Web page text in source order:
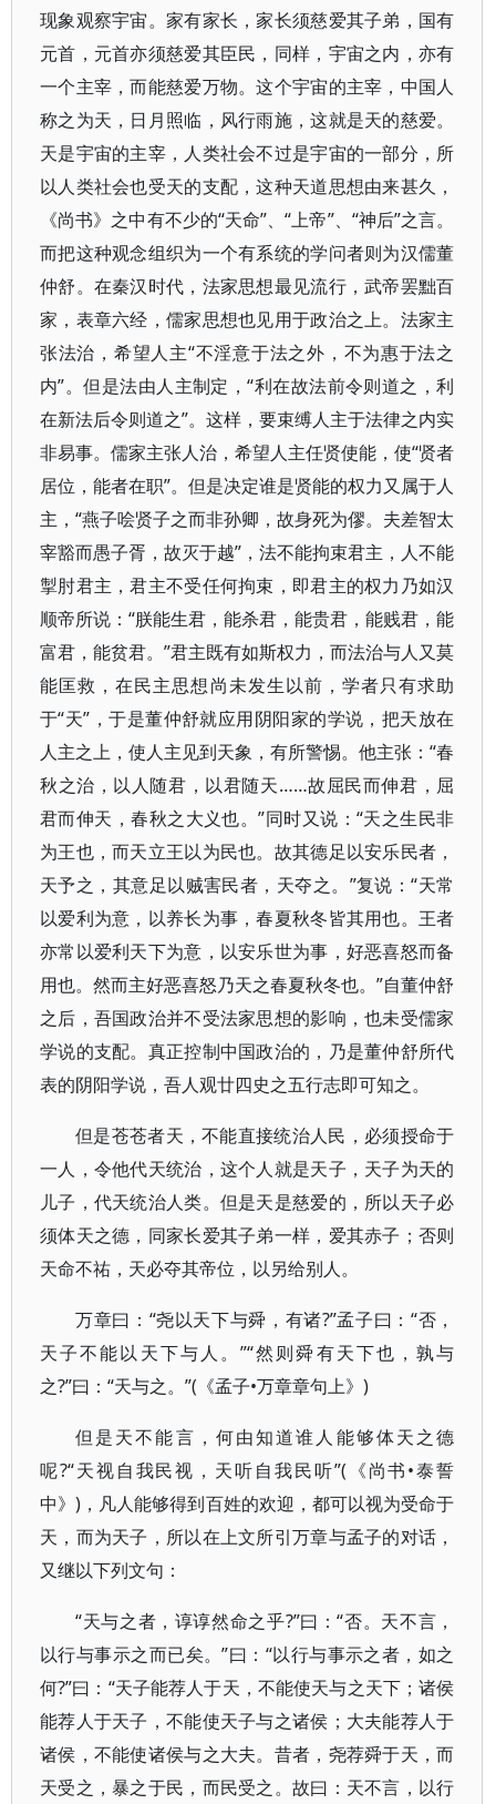
现象观察宇宙。家有家长，家长须慈爱其子弟，国有
元首，元首亦须慈爱其臣民，同样，宇宙之内，亦有
一个主宰，而能慈爱万物。这个宇宙的主宰，中国人
称之为天，日月照临，风行雨施，这就是天的慈爱。
天是宇宙的主宰，人类社会不过是宇宙的一部分，所
以人类社会也受天的支配，这种天道思想由来甚久，
《尚书》之中有不少的“天命”、“上帝”、“神后”之言。
而把这种观念组织为一个有系统的学问者则为汉儒董
仲舒。在秦汉时代，法家思想最见流行，武帝罢黜百
家，表章六经，儒家思想也见用于政治之上。法家主
张法治，希望人主“不淫意于法之外，不为惠于法之
内”。但是法由人主制定，“利在故法前令则道之，利
在新法后令则道之”。这样，要束缚人主于法律之内实
非易事。儒家主张人治，希望人主任贤使能，使“贤者
居位，能者在职”。但是决定谁是贤能的权力又属于人
主，“燕子哙贤子之而非孙卿，故身死为僇。夫差智太
宰豁而愚子胥，故灭于越”，法不能拘束君主，人不能
掣肘君主，君主不受任何拘束，即君主的权力乃如汉
顺帝所说：“朕能生君，能杀君，能贵君，能贱君，能
富君，能贫君。”君主既有如斯权力，而法治与人又莫
能匡救，在民主思想尚未发生以前，学者只有求助
于“天”，于是董仲舒就应用阴阳家的学说，把天放在
人主之上，使人主见到天象，有所警惕。他主张：“春
秋之治，以人随君，以君随天……故屈民而伸君，屈
君而伸天，春秋之大义也。”同时又说：“天之生民非
为王也，而天立王以为民也。故其德足以安乐民者，
天予之，其意足以贼害民者，天夺之。”复说：“天常
以爱利为意，以养长为事，春夏秋冬皆其用也。王者
亦常以爱利天下为意，以安乐世为事，好恶喜怒而备
用也。然而主好恶喜怒乃天之春夏秋冬也。”自董仲舒
之后，吾国政治并不受法家思想的影响，也未受儒家
学说的支配。真正控制中国政治的，乃是董仲舒所代
表的阴阳学说，吾人观廿四史之五行志即可知之。
但是苍苍者天，不能直接统治人民，必须授命于
一人，令他代天统治，这个人就是天子，天子为天的
儿子，代天统治人类。但是天是慈爱的，所以天子必
须体天之德，同家长爱其子弟一样，爱其赤子；否则
天命不祐，天必夺其帝位，以另给别人。
万章曰：“尧以天下与舜，有诸?”孟子曰：“否，
天子不能以天下与人。”“然则舜有天下也，孰与
之?”曰：“天与之。”(《孟子•万章章句上》)
但是天不能言，何由知道谁人能够体天之德
呢?“天视自我民视，天听自我民听”(《尚书•泰誓
中》)，凡人能够得到百姓的欢迎，都可以视为受命于
天，而为天子，所以在上文所引万章与孟子的对话，
又继以下列文句：
“天与之者，谆谆然命之乎?”曰：“否。天不言，
以行与事示之而已矣。”曰：“以行与事示之者，如之
何?”曰：“天子能荐人于天，不能使天与之天下；诸侯
能荐人于天子，不能使天子与之诸侯；大夫能荐人于
诸侯，不能使诸侯与之大夫。昔者，尧荐舜于天，而
天受之，暴之于民，而民受之。故曰：天不言，以行